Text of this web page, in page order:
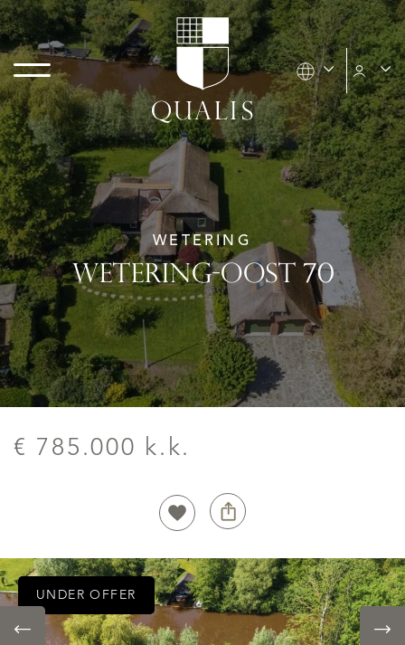
WETERING
WETERING-OOST 70
€ 785.000 k.k.
UNDER OFFER